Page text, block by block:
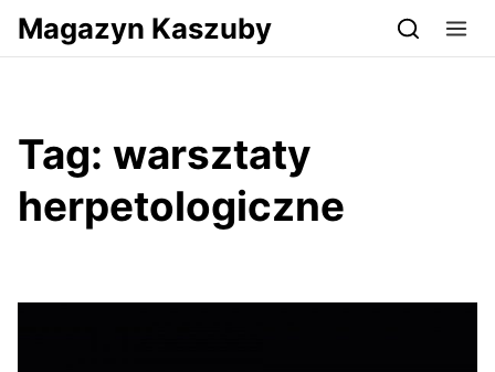
Przejdź do serwisu magazynkaszuby.pl
Magazyn Kaszuby
Tag: warsztaty
herpetologiczne